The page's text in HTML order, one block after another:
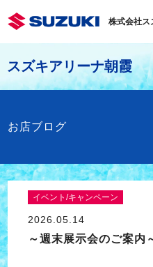
株式会社ス
スズキアリーナ朝霞
お店ブログ
イベント/キャンペーン
2026.05.14
～週末展示会のご案内